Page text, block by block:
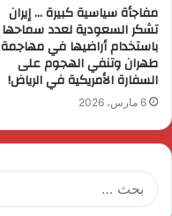
مفاجأة سياسية كبيرة … إيران
تشكر السعودية لعدد سماحها
باستخدام أراضيها في مهاجمة
طهران وتنفي الهجوم على
السفارة الأمريكية في الرياض!
6 مارس، 2026